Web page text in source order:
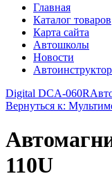
Главная
Каталог товаров
Карта сайта
Автошколы
Новости
Digital DCA-060R
Вернуться к:
110U